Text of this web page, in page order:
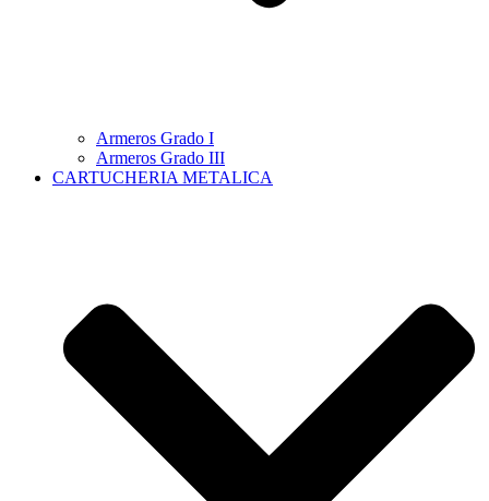
Armeros Grado I
Armeros Grado III
CARTUCHERIA METALICA